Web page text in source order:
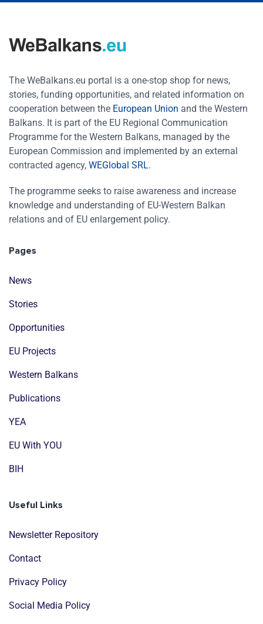
The WeBalkans.eu portal is a one-stop shop for news,
stories, funding opportunities, and related information on
cooperation between the European Union and the Western
Balkans. It is part of the EU Regional Communication
Programme for the Western Balkans, managed by the
European Commission and implemented by an external
contracted agency, WEGlobal SRL.
The programme seeks to raise awareness and increase
knowledge and understanding of EU-Western Balkan
relations and of EU enlargement policy.
Pages
News
Stories
Opportunities
EU Projects
Western Balkans
Publications
YEA
EU With YOU
BIH
Useful Links
Newsletter Repository
Contact
Privacy Policy
Social Media Policy